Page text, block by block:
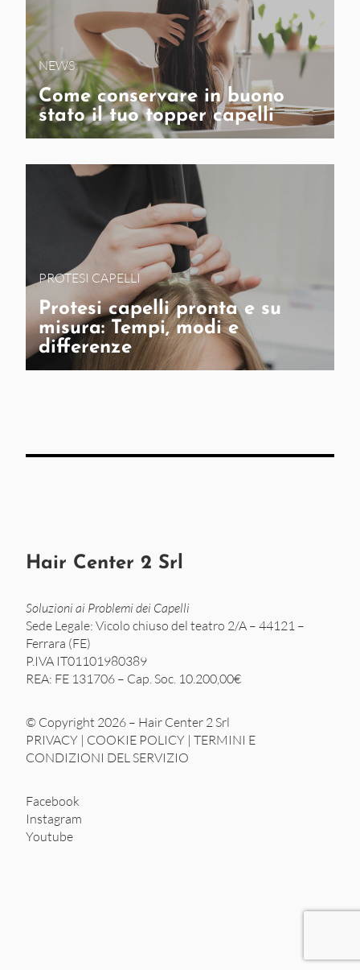
NEWS
Come conservare in buono
stato il tuo topper capelli
PROTESI CAPELLI
Protesi capelli pronta e su
misura: Tempi, modi e
differenze
Hair Center 2 Srl
Soluzioni ai Problemi dei Capelli
Sede Legale: Vicolo chiuso del teatro 2/A – 44121 –
Ferrara (FE)
P.IVA IT01101980389
REA: FE 131706 – Cap. Soc. 10.200,00€
© Copyright 2026 – Hair Center 2 Srl
PRIVACY | COOKIE POLICY | TERMINI E
CONDIZIONI DEL SERVIZIO
Facebook
Instagram
Youtube